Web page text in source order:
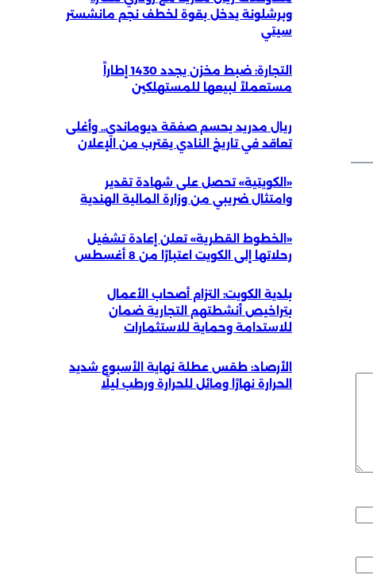
وبرشلونة يدخل بقوة لخطف نجم مانشستر
سيتي
التجارة: ضبط مخزن يجدد 1430 إطاراً
مستعملاً لبيعها للمستهلكين
ريال مدريد يحسم صفقة ديوماندي.. وأغلى
تعاقد في تاريخ النادي يقترب من الإعلان
«الكويتية» تحصل على شهادة تقدير
وامتثال ضريبي من وزارة المالية الهندية
«الخطوط القطرية» تعلن إعادة تشغيل
رحلاتها إلى الكويت اعتبارًا من 8 أغسطس
بلدية الكويت: التزام أصحاب الأعمال
بتراخيص أنشطتهم التجارية ضمان
للاستدامة وحماية للاستثمارات
الأرصاد: طقس عطلة نهاية الأسبوع شديد
الحرارة نهارًا ومائل للحرارة ورطب ليلًا